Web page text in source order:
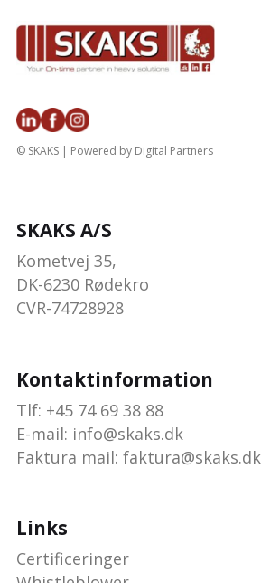
© SKAKS | Powered by Digital Partners
SKAKS A/S
Kometvej 35,
DK-6230 Rødekro
CVR-74728928
Kontaktinformation
Tlf: +45 74 69 38 88
E-mail: info@skaks.dk
Faktura mail: faktura@skaks.dk
Links
Certificeringer